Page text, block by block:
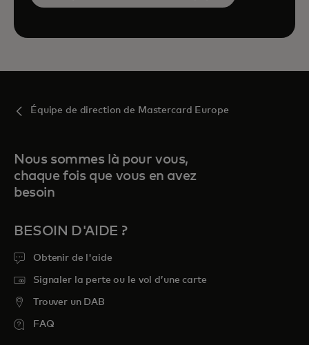
Équipe de direction de Mastercard Europe
Nous sommes là pour vous,
chaque fois que vous en avez
besoin
BESOIN D'AIDE ?
Obtenir de l'aide
Signaler la perte ou le vol d’une carte
Trouver un DAB
FAQ